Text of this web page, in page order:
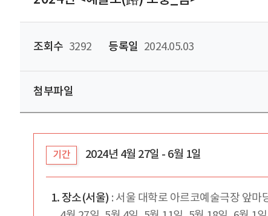
조회수 3292 등록일 2024.05.03
첨부파일
기간 2024년 4월 27일 - 6월 1일
1. 장소(서울) : 서울 대학로 아르코예술극장 앞마